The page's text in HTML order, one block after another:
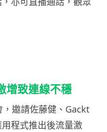
增致連線不穩
，邀請佐藤健、Gackt
程式推出後流量激